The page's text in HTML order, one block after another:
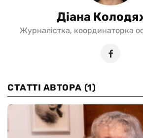
Діана
Журналістка, координаторка
СТАТТІ АВТОРА (1)